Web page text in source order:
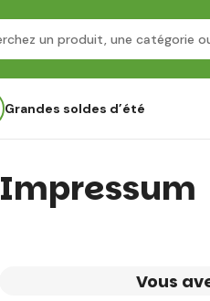
Grandes soldes d’été
Impressum
Vous